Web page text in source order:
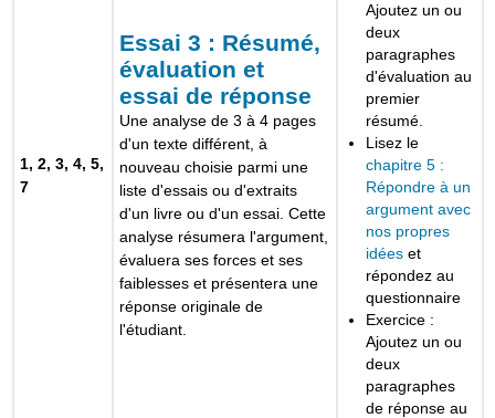
1, 2, 3, 4, 5,
7
Essai 3 : Résumé,
évaluation et
essai de réponse
Une analyse de 3 à 4 pages
d'un texte différent, à
nouveau choisie parmi une
liste d'essais ou d'extraits
d'un livre ou d'un essai. Cette
analyse résumera l'argument,
évaluera ses forces et ses
faiblesses et présentera une
réponse originale de
l'étudiant.
Ajoutez un ou
deux
paragraphes
d'évaluation au
premier
résumé.
Lisez le
chapitre 5 :
Répondre à un
argument avec
nos propres
idées et
répondez au
questionnaire
Exercice :
Ajoutez un ou
deux
paragraphes
de réponse au